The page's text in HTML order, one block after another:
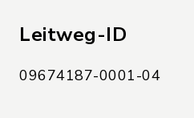
Leitweg-ID
09674187-0001-04